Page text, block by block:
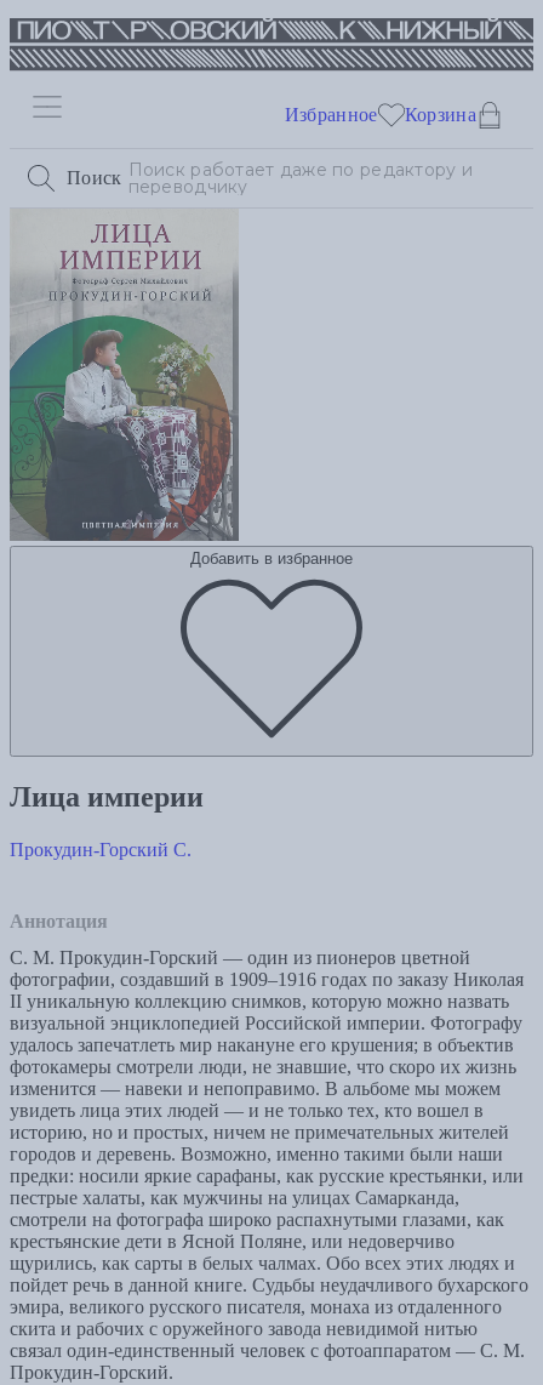
Поиск
Избранное Корзина
Добавить в избранное
Лица империи
Прокудин-Горский С.
Аннотация
С. М. Прокудин-Горский — один из пионеров цветной
фотографии, создавший в 1909–1916 годах по заказу Николая
II уникальную коллекцию снимков, которую можно назвать
визуальной энциклопедией Российской империи. Фотографу
удалось запечатлеть мир накануне его крушения; в объектив
фотокамеры смотрели люди, не знавшие, что скоро их жизнь
изменится — навеки и непоправимо. В альбоме мы можем
увидеть лица этих людей — и не только тех, кто вошел в
историю, но и простых, ничем не примечательных жителей
городов и деревень. Возможно, именно такими были наши
предки: носили яркие сарафаны, как русские крестьянки, или
пестрые халаты, как мужчины на улицах Самарканда,
смотрели на фотографа широко распахнутыми глазами, как
крестьянские дети в Ясной Поляне, или недоверчиво
щурились, как сарты в белых чалмах. Обо всех этих людях и
пойдет речь в данной книге. Судьбы неудачливого бухарского
эмира, великого русского писателя, монаха из отдаленного
скита и рабочих с оружейного завода невидимой нитью
связал один-единственный человек с фотоаппаратом — С. М.
Прокудин-Горский.